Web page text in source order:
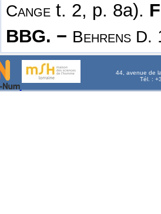
Cange t. 2, p. 8a).
BBG. − Behrens D.
44, avenue de
Tél. :